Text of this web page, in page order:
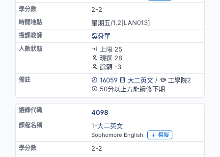
2-2
星期五/1,2[LAN013]
吳舜華
上限 25
現選 28
餘額 -3
16059
大二英文/
工學院2
50分以上方能續修下期
4098
1-大二英文
Sophomore English 模擬
2-2